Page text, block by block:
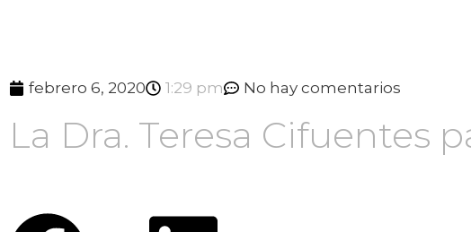
febrero 6, 2020 1:29 pm No hay comentarios
La Dra. Teresa Cifuentes